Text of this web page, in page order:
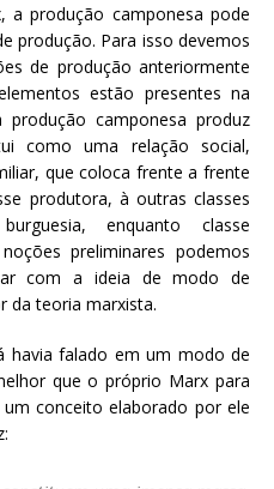
a produção camponesa pode
produção. Para isso devemos
de produção anteriormente
estão presentes na
camponesa produz
como uma relação social,
que coloca frente a frente
produtora, à outras classes
enquanto classe
preliminares podemos
com a ideia de modo de
da teoria marxista.
falado em um modo de
que o próprio Marx para
conceito elaborado por ele